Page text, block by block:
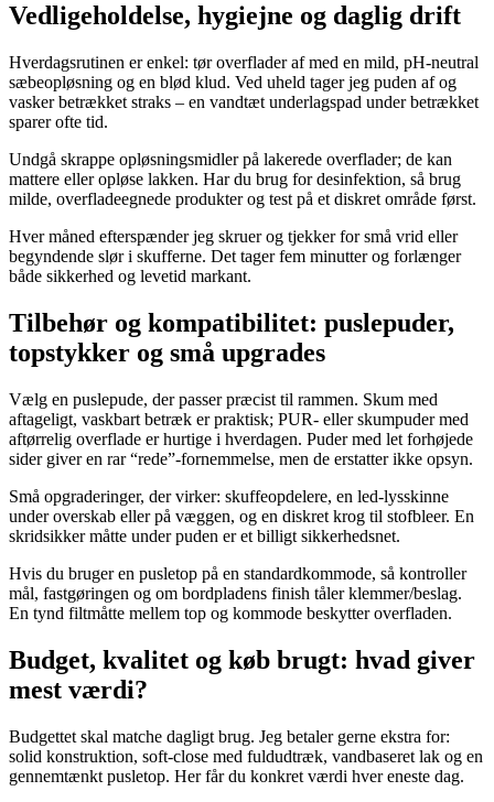
Vedligeholdelse, hygiejne og daglig drift
Hverdagsrutinen er enkel: tør overflader af med en mild, pH-neutral
sæbeopløsning og en blød klud. Ved uheld tager jeg puden af og
vasker betrækket straks – en vandtæt underlagspad under betrækket
sparer ofte tid.
Undgå skrappe opløsningsmidler på lakerede overflader; de kan
mattere eller opløse lakken. Har du brug for desinfektion, så brug
milde, overfladeegnede produkter og test på et diskret område først.
Hver måned efterspænder jeg skruer og tjekker for små vrid eller
begyndende slør i skufferne. Det tager fem minutter og forlænger
både sikkerhed og levetid markant.
Tilbehør og kompatibilitet: puslepuder,
topstykker og små upgrades
Vælg en puslepude, der passer præcist til rammen. Skum med
aftageligt, vaskbart betræk er praktisk; PUR- eller skumpuder med
aftørrelig overflade er hurtige i hverdagen. Puder med let forhøjede
sider giver en rar “rede”-fornemmelse, men de erstatter ikke opsyn.
Små opgraderinger, der virker: skuffeopdelere, en led-lysskinne
under overskab eller på væggen, og en diskret krog til stofbleer. En
skridsikker måtte under puden er et billigt sikkerhedsnet.
Hvis du bruger en pusletop på en standardkommode, så kontroller
mål, fastgøringen og om bordpladens finish tåler klemmer/beslag.
En tynd filtmåtte mellem top og kommode beskytter overfladen.
Budget, kvalitet og køb brugt: hvad giver
mest værdi?
Budgettet skal matche dagligt brug. Jeg betaler gerne ekstra for:
solid konstruktion, soft-close med fuldudtræk, vandbaseret lak og en
gennemtænkt pusletop. Her får du konkret værdi hver eneste dag.